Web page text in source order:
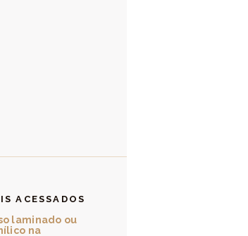
ACESSADOS
laminado ou
na